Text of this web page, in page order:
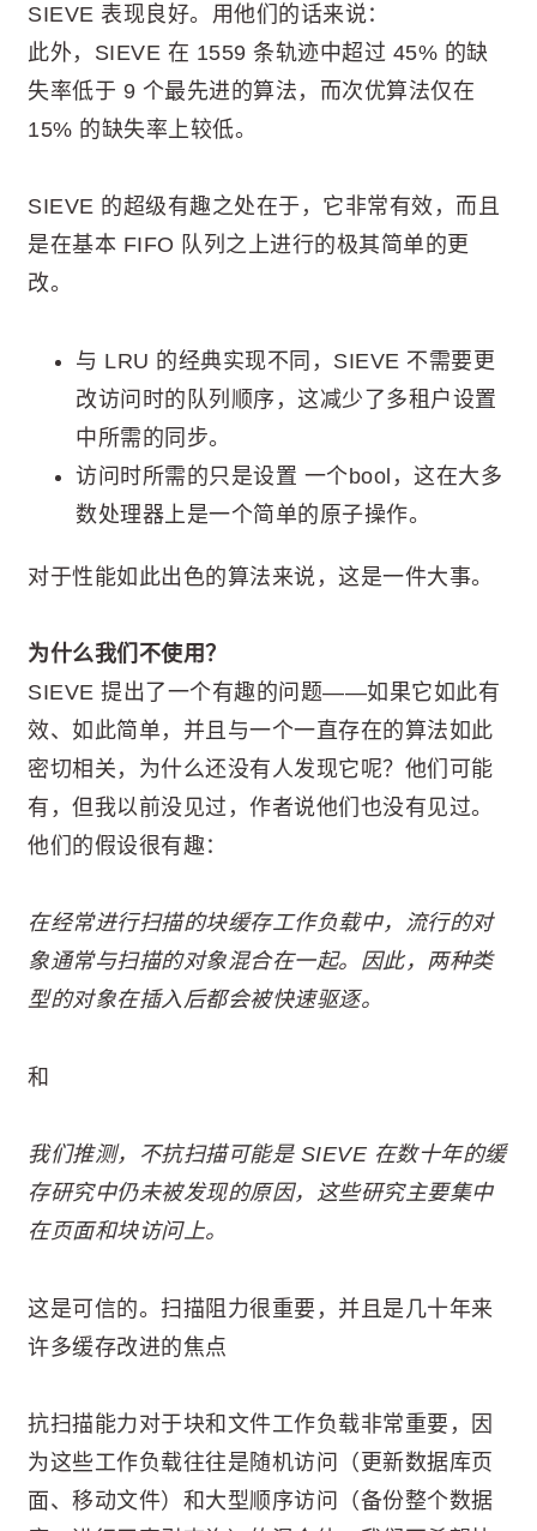
SIEVE 表现良好。用他们的话来说：
此外，SIEVE 在 1559 条轨迹中超过 45% 的缺
失率低于 9 个最先进的算法，而次优算法仅在
15% 的缺失率上较低。
SIEVE 的超级有趣之处在于，它非常有效，而且
是在基本 FIFO 队列之上进行的极其简单的更
改。
与 LRU 的经典实现不同，SIEVE 不需要更
改访问时的队列顺序，这减少了多租户设置
中所需的同步。
访问时所需的只是设置 一个bool，这在大多
数处理器上是一个简单的原子操作。
对于性能如此出色的算法来说，这是一件大事。
为什么我们不使用？
SIEVE 提出了一个有趣的问题——如果它如此有
效、如此简单，并且与一个一直存在的算法如此
密切相关，为什么还没有人发现它呢？他们可能
有，但我以前没见过，作者说他们也没有见过。
他们的假设很有趣：
在经常进行扫描的块缓存工作负载中，流行的对
象通常与扫描的对象混合在一起。因此，两种类
型的对象在插入后都会被快速驱逐。
和
我们推测，不抗扫描可能是 SIEVE 在数十年的缓
存研究中仍未被发现的原因，这些研究主要集中
在页面和块访问上。
这是可信的。扫描阻力很重要，并且是几十年来
许多缓存改进的焦点
抗扫描能力对于块和文件工作负载非常重要，因
为这些工作负载往往是随机访问（更新数据库页
面、移动文件）和大型顺序访问（备份整个数据